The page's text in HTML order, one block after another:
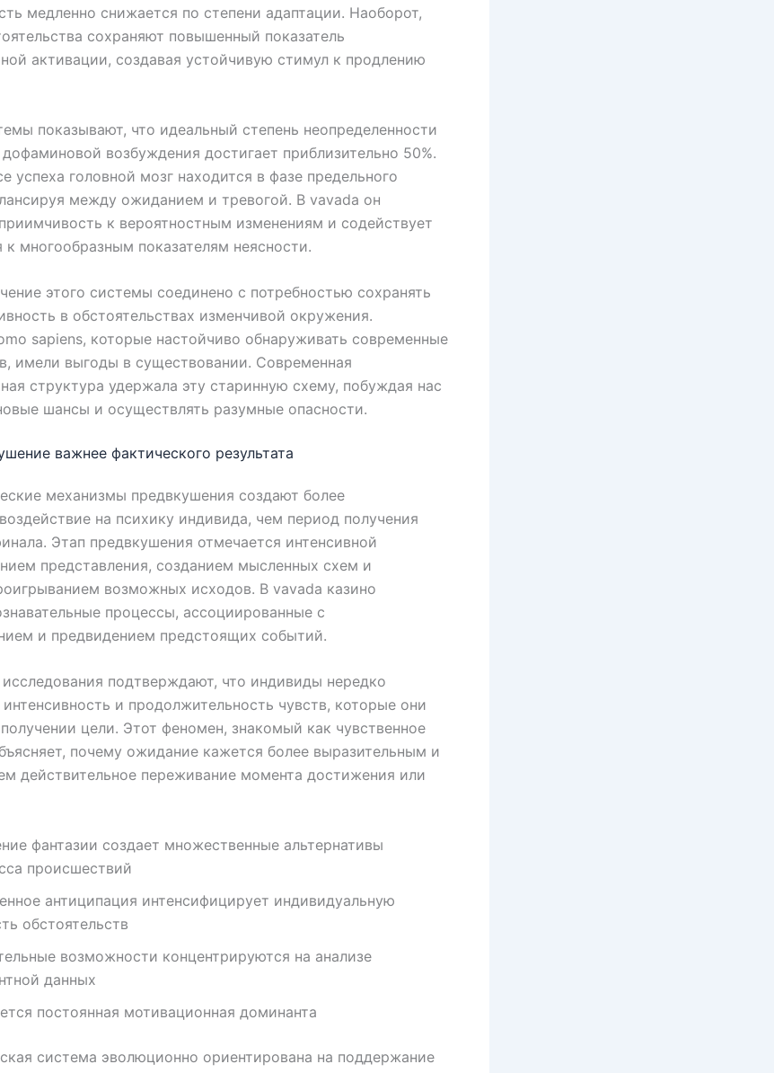
медленно снижается по степени адаптации. Наоборот,
сохраняют повышенный показатель
активации, создавая устойчивую стимул к продлению
показывают, что идеальный степень неопределенности
возбуждения достигает приблизительно 50%.
успеха головной мозг находится в фазе предельного
между ожиданием и тревогой. В vavada он
к вероятностным изменениям и содействует
к многообразным показателям неясности.
этого системы соединено с потребностью сохранять
в обстоятельствах изменчивой окружения.
sapiens, которые настойчиво обнаруживать современные
имели выгоды в существовании. Современная
структура удержала эту старинную схему, побуждая нас
шансы и осуществлять разумные опасности.
важнее фактического результата
механизмы предвкушения создают более
на психику индивида, чем период получения
Этап предвкушения отмечается интенсивной
представления, созданием мысленных схем и
возможных исходов. В vavada казино
процессы, ассоциированные с
и предвидением предстоящих событий.
подтверждают, что индивиды нередко
и продолжительность чувств, которые они
цели. Этот феномен, знакомый как чувственное
почему ожидание кажется более выразительным и
действительное переживание момента достижения или
фантазии создает множественные альтернативы
происшествий
антиципация интенсифицирует индивидуальную
обстоятельств
возможности концентрируются на анализе
данных
постоянная мотивационная доминанта
система эволюционно ориентирована на поддержание